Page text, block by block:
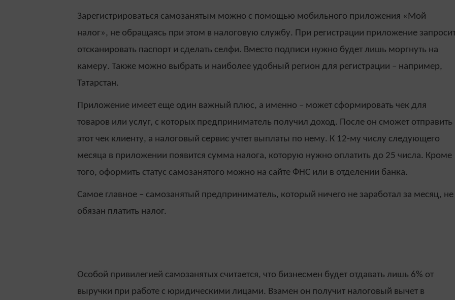
Зарегистрироваться самозанятым можно с помощью мобильного приложения «Мой
налог», не обращаясь при этом в налоговую службу. При регистрации приложение
отсканировать паспорт и сделать селфи. Вместо подписи нужно будет лишь моргнуть на
камеру. Также можно выбрать и наиболее удобный регион для регистрации – например,
Татарстан.
Приложение имеет еще один важный плюс, а именно – может сформировать чек для
товаров или услуг, с которых предприниматель получил доход. После он сможет отправить
этот чек клиенту, а налоговый сервис учтет выплаты по нему. К 12-му числу следующего
месяца в приложении появится сумма налога, которую нужно оплатить до 25 числа. Кроме
того, оформить статус самозанятого можно на сайте ФНС или в отделении банка.
Самое главное – самозанятый предприниматель, который ничего не заработал за месяц, не
обязан платить налог.
Особой привилегией самозанятых считается, что бизнесмен будет отдавать лишь 6% от
выручки при работе с юридическими лицами. Взамен он получит налоговый вычет в